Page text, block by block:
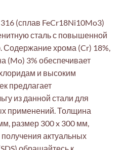
(сплав FeCr18Ni10Mo3)
сталь с повышенной
Содержание хрома (Cr) 18%,
(Mo) 3% обеспечивает
и высоким
предлагает
из данной стали для
применений. Толщина
размер 300 x 300 мм,
актуальных